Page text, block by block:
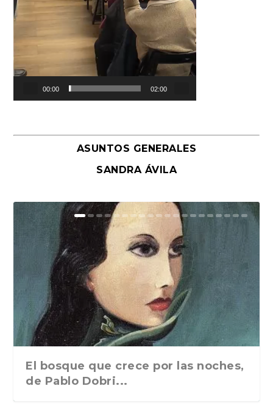
00:00 02:00
ASUNTOS GENERALES
SANDRA ÁVILA
El bosque que crece por las noches,
de Pablo Dobri...